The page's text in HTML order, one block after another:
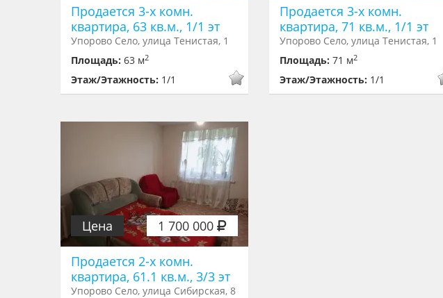
Продается 3-х комн.
квартира, 63 кв.м., 1/1 эт
Упорово Село, улица Тенистая, 1
Площадь: 63 м2
Этаж/Этажность: 1/1
Продается 3-х комн.
квартира, 71 кв.м., 1/1 эт
Упорово Село, улица Тенистая, 1
Площадь: 71 м2
Этаж/Этажность: 1/1
1 700 000
Цена
Продается 2-х комн.
квартира, 61.1 кв.м., 3/3 эт
Упорово Село, улица Сибирская, 8